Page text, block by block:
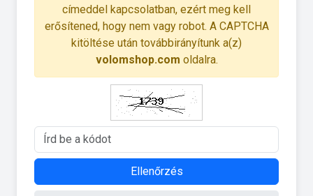
címeddel kapcsolatban, ezért meg kell
erősítened, hogy nem vagy robot. A CAPTCHA
kitöltése után továbbirányítunk a(z)
volomshop.com oldalra.
Ellenőrzés